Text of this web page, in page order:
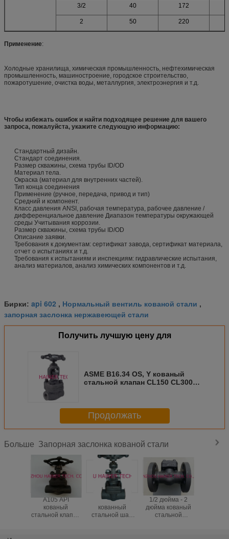
3/2 40 172
2 50 220
Применение:
Холодные хранилища, химическая промышленность, нефтехимическая
промышленность, машиностроение, городское строительство,
пожаротушение, очистка воды, металлургия, электроэнергия и т.д.
Чтобы избежать ошибок и найти подходящее решение для вашего
запроса, пожалуйста, укажите следующую информацию:
Стандартный дизайн.
Стандарт соединения.
Размер скважины, схема трубы ID/OD
Материал тела.
Окраска (материал для внутренних частей).
Тип конца соединения
Применение (ручное, передача, привод и тип)
Средний и компонент.
Класс давления ANSI, рабочая температура, рабочее давление /
дифференциальное давление Диапазон температуры окружающей
среды Учитывания коррозии.
Размер скважины, схема трубы ID/OD
Описание заявки.
Требования к документам: сертификат завода, сертификат материала,
отчет о испытаниях и т.д.
Требования к испытаниям и инспекциям: гидравлические испытания,
анализ материалов, анализ химических компонентов и т.д.
Бирки: api 602 , Нормальный вентиль кованой стали ,
запорная заслонка нержавеющей стали
Получить лучшую цену для
ASME B16.34 OS, Y кованый
стальной клапан CL150 CL300
Продолжать
Больше Запорная заслонка кованой стали
A105 API
кованый
стальной клапан
1500LB
кованный
стальной шар
1/2 дюйма - 2
дюйма кованый
стальной